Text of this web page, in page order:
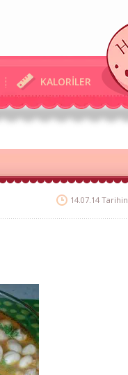
KALORİLER
14.07.14